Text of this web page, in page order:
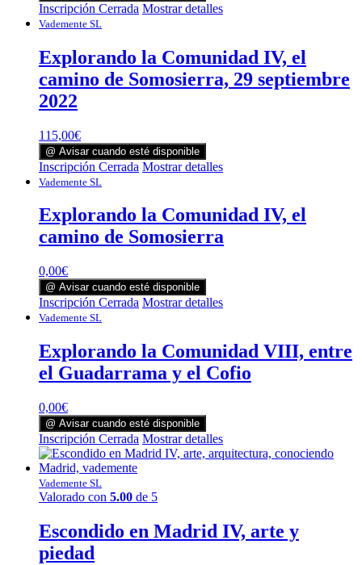
Inscripción Cerrada Mostrar detalles
Vademente SL
Explorando la Comunidad IV, el
camino de Somosierra, 29 septiembre
2022
115,00€
@ Avisar cuando esté disponible
Inscripción Cerrada Mostrar detalles
Vademente SL
Explorando la Comunidad IV, el
camino de Somosierra
0,00€
@ Avisar cuando esté disponible
Inscripción Cerrada Mostrar detalles
Vademente SL
Explorando la Comunidad VIII, entre
el Guadarrama y el Cofio
0,00€
@ Avisar cuando esté disponible
Inscripción Cerrada Mostrar detalles
Vademente SL
Valorado con 5.00 de 5
Escondido en Madrid IV, arte y
piedad